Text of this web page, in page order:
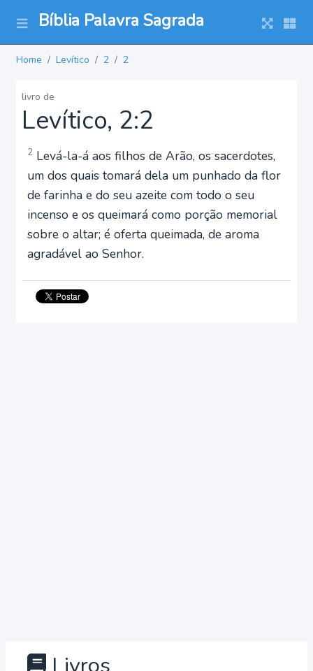
Bíblia Palavra Sagrada
Home Levítico 2 2
livro de
Levítico, 2:2
2 Levá-la-á aos filhos de Arão, os sacerdotes,
um dos quais tomará dela um punhado da flor
de farinha e do seu azeite com todo o seu
incenso e os queimará como porção memorial
sobre o altar; é oferta queimada, de aroma
agradável ao Senhor.